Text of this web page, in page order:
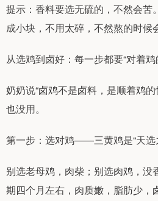
提示：香料要选无硫的，不然会苦
成小块，不用太碎，不然熬的时候
从选鸡到卤好：每一步都要“对着鸡
奶奶说“卤鸡不是卤料，是顺着鸡
也没用。
第一步：选对鸡——三黄鸡是“天选
别选老母鸡，肉柴；别选肉鸡，没
期四个月左右，肉质嫩，脂肪少，